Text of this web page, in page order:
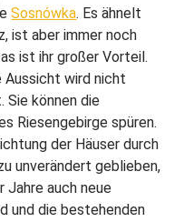
Sosnówka. Es ähnelt
ist aber immer noch
ist ihr großer Vorteil.
Aussicht wird nicht
Sie können die
Riesengebirge spüren.
der Häuser durch
unverändert geblieben,
Jahre auch neue
und die bestehenden